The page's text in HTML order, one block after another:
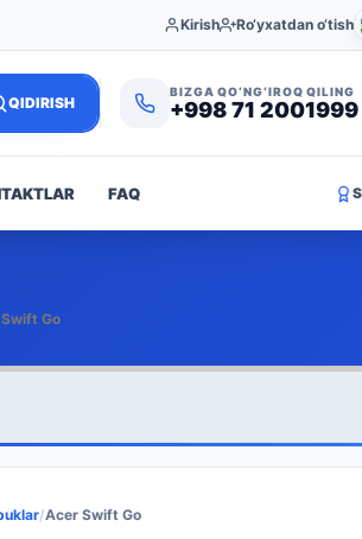
Kirish Ro‘yxatdan o‘tish
QIDIRISH
BIZGA QO‘NG‘IROQ QILING
+998 71 2001999
FAQ
Go
/Acer Swift Go